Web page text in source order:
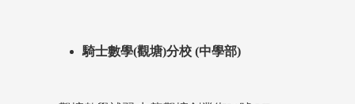
騎士數學(觀塘)分校 (中學部)